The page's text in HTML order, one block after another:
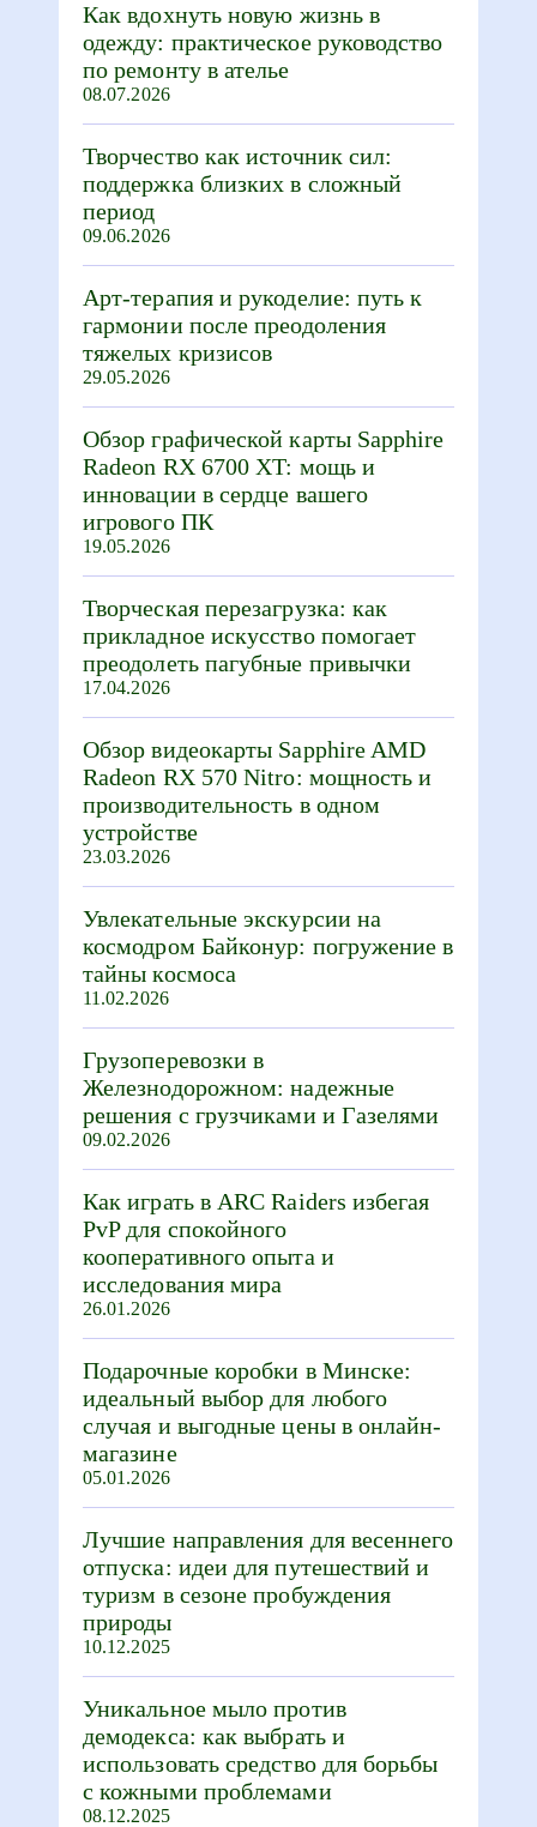
Как вдохнуть новую жизнь в
одежду: практическое руководство
по ремонту в ателье
08.07.2026
Творчество как источник сил:
поддержка близких в сложный
период
09.06.2026
Арт-терапия и рукоделие: путь к
гармонии после преодоления
тяжелых кризисов
29.05.2026
Обзор графической карты Sapphire
Radeon RX 6700 XT: мощь и
инновации в сердце вашего
игрового ПК
19.05.2026
Творческая перезагрузка: как
прикладное искусство помогает
преодолеть пагубные привычки
17.04.2026
Обзор видеокарты Sapphire AMD
Radeon RX 570 Nitro: мощность и
производительность в одном
устройстве
23.03.2026
Увлекательные экскурсии на
космодром Байконур: погружение в
тайны космоса
11.02.2026
Грузоперевозки в
Железнодорожном: надежные
решения с грузчиками и Газелями
09.02.2026
Как играть в ARC Raiders избегая
PvP для спокойного
кооперативного опыта и
исследования мира
26.01.2026
Подарочные коробки в Минске:
идеальный выбор для любого
случая и выгодные цены в онлайн-
магазине
05.01.2026
Лучшие направления для весеннего
отпуска: идеи для путешествий и
туризм в сезоне пробуждения
природы
10.12.2025
Уникальное мыло против
демодекса: как выбрать и
использовать средство для борьбы
с кожными проблемами
08.12.2025